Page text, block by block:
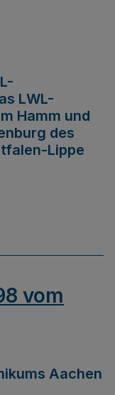
LWL-
Hamm und
des
Lippe
vom
Aachen